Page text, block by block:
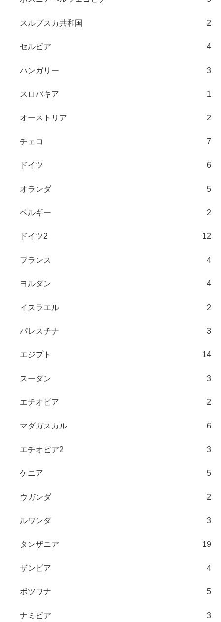
スルプスカ共和国 2
セルビア 4
ハンガリー 3
スロバキア 1
オーストリア 2
チェコ 7
ドイツ 6
オランダ 5
ベルギー 2
ドイツ2 12
フランス 4
ヨルダン 4
イスラエル 2
パレスチナ 3
エジプト 14
スーダン 3
エチオピア 2
マダガスカル 6
エチオピア2 3
ケニア 5
ウガンダ 2
ルワンダ 3
タンザニア 19
ザンビア 4
ボツワナ 5
ナミビア 3